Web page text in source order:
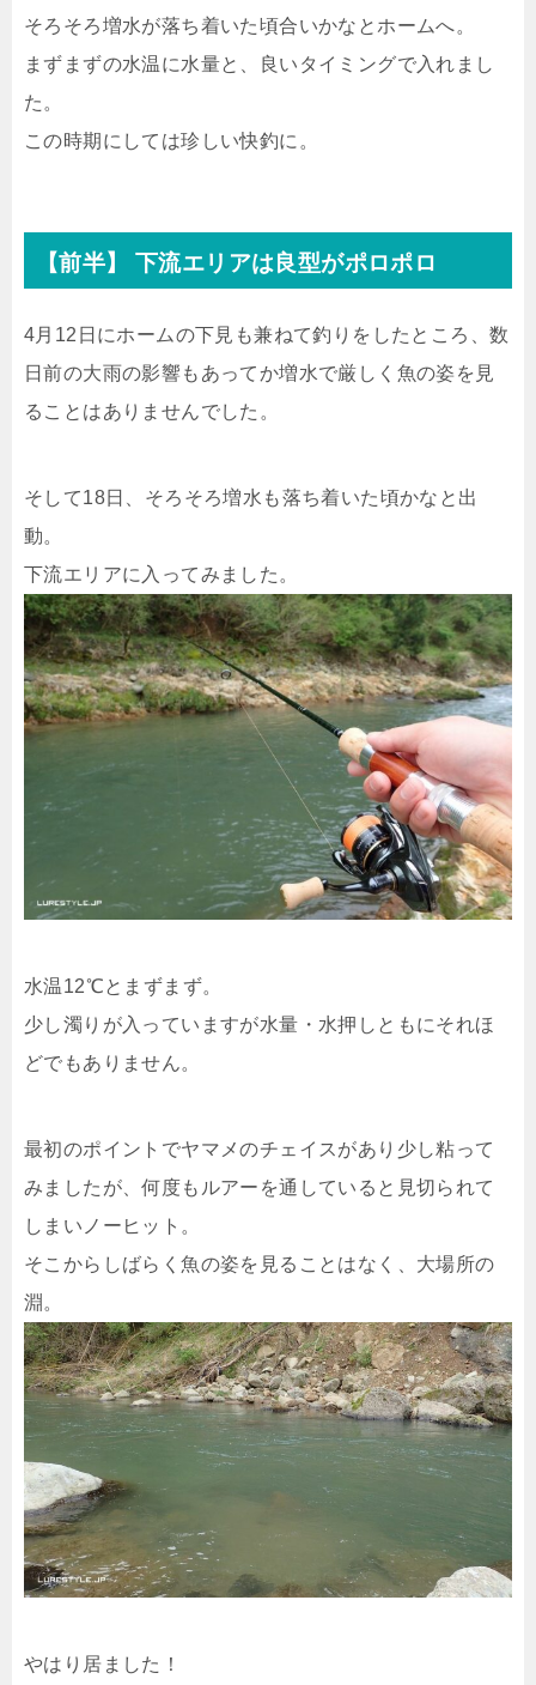
そろそろ増水が落ち着いた頃合いかなとホームへ。
まずまずの水温に水量と、良いタイミングで入れまし
た。
この時期にしては珍しい快釣に。
【前半】 下流エリアは良型がポロポロ
4月12日にホームの下見も兼ねて釣りをしたところ、数
日前の大雨の影響もあってか増水で厳しく魚の姿を見
ることはありませんでした。
そして18日、そろそろ増水も落ち着いた頃かなと出
動。
下流エリアに入ってみました。
水温12℃とまずまず。
少し濁りが入っていますが水量・水押しともにそれほ
どでもありません。
最初のポイントでヤマメのチェイスがあり少し粘って
みましたが、何度もルアーを通していると見切られて
しまいノーヒット。
そこからしばらく魚の姿を見ることはなく、大場所の
淵。
やはり居ました！